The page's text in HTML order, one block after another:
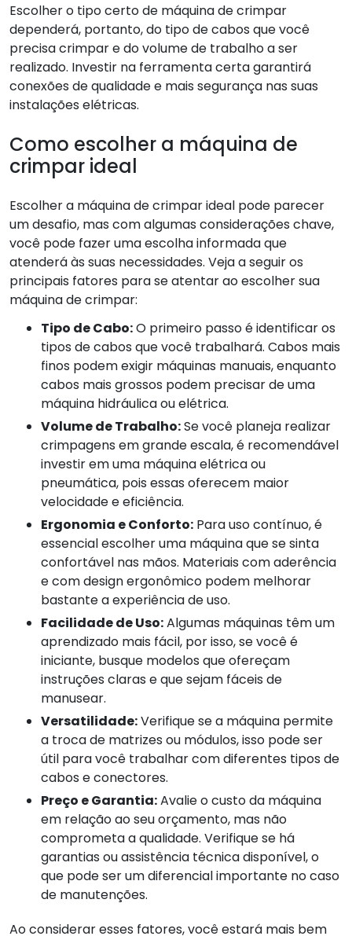
Escolher o tipo certo de máquina de crimpar
dependerá, portanto, do tipo de cabos que você
precisa crimpar e do volume de trabalho a ser
realizado. Investir na ferramenta certa garantirá
conexões de qualidade e mais segurança nas suas
instalações elétricas.
Como escolher a máquina de
crimpar ideal
Escolher a máquina de crimpar ideal pode parecer
um desafio, mas com algumas considerações chave,
você pode fazer uma escolha informada que
atenderá às suas necessidades. Veja a seguir os
principais fatores para se atentar ao escolher sua
máquina de crimpar:
Tipo de Cabo:O primeiro passo é identificar os
tipos de cabos que você trabalhará. Cabos mais
finos podem exigir máquinas manuais, enquanto
cabos mais grossos podem precisar de uma
máquina hidráulica ou elétrica.
Volume de Trabalho:Se você planeja realizar
crimpagens em grande escala, é recomendável
investir em uma máquina elétrica ou
pneumática, pois essas oferecem maior
velocidade e eficiência.
Ergonomia e Conforto: Para uso contínuo, é
essencial escolher uma máquina que se sinta
confortável nas mãos. Materiais com aderência
e com design ergonômico podem melhorar
bastante a experiência de uso.
Facilidade de Uso:Algumas máquinas têm um
aprendizado mais fácil, por isso, se você é
iniciante, busque modelos que ofereçam
instruções claras e que sejam fáceis de
manusear.
Versatilidade:Verifique se a máquina permite
a troca de matrizes ou módulos, isso pode ser
útil para você trabalhar com diferentes tipos de
cabos e conectores.
Preço e Garantia:Avalie o custo da máquina
em relação ao seu orçamento, mas não
comprometa a qualidade. Verifique se há
garantias ou assistência técnica disponível, o
que pode ser um diferencial importante no caso
de manutenções.
Ao considerar esses fatores, você estará mais bem